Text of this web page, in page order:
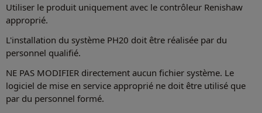
Utiliser le produit uniquement avec le contrôleur Renishaw
approprié.
L'installation du système PH20 doit être réalisée par du
personnel qualifié.
NE PAS MODIFIER directement aucun fichier système. Le
logiciel de mise en service approprié ne doit être utilisé que
par du personnel formé.